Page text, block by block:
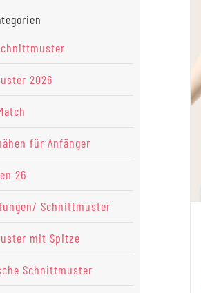
2026
für Anfänger
26
Schnittmuster
mit Spitze
Schnittmuster